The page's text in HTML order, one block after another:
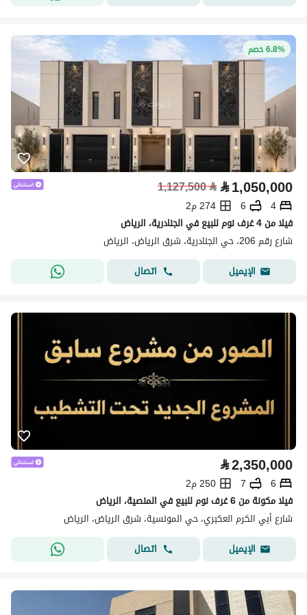
6.8% خصم
⃁1,050,000
⃁
1,127,500
4
6
274 م2
فيلا من 4 غرف نوم للبيع في الجنادرية، الرياض
شارع رقم 206، حي الجنادرية، شرق الرياض، الرياض
الإيميل
اتصال
⃁2,350,000
6
7
250 م2
فيلا مكونة من 6 غرف نوم للبيع في المنصية، الرياض
شارع أبي الكرم العكبري، حي المونسية، شرق الرياض، الرياض
الإيميل
اتصال